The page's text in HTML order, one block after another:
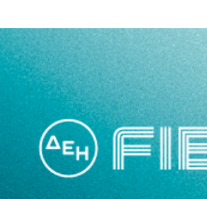
- Advertisement -